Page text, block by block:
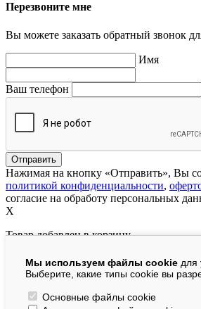
Мы используем файлы cookie для
Выберите, какие типы cookie вы
Основные файлы cookie
Перезвоните мне
Вы можете заказать обратный звонок
Имя
Ваш телефон
Нажимая на кнопку «Отправить», Вы
политикой конфиденциальности,
согласие на обработу персональных
X
Товар добавлен в корзину
В корзине:шт.